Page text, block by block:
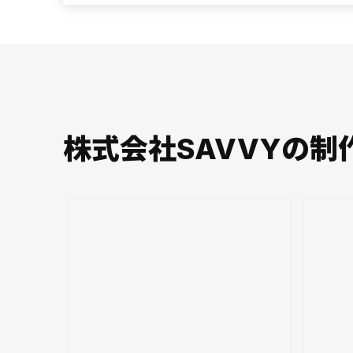
株式会社SAVVYの制